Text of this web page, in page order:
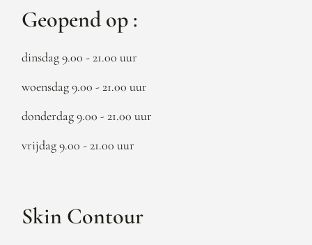
Geopend op :
dinsdag 9.00 - 21.00 uur
woensdag 9.00 - 21.00 uur
donderdag 9.00 - 21.00 uur
vrijdag 9.00 - 21.00 uur
Skin Contour